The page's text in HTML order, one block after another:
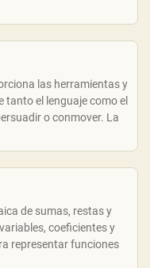
las herramientas y
tanto el lenguaje como el
o conmover. La
de sumas, restas y
coeficientes y
representar funciones